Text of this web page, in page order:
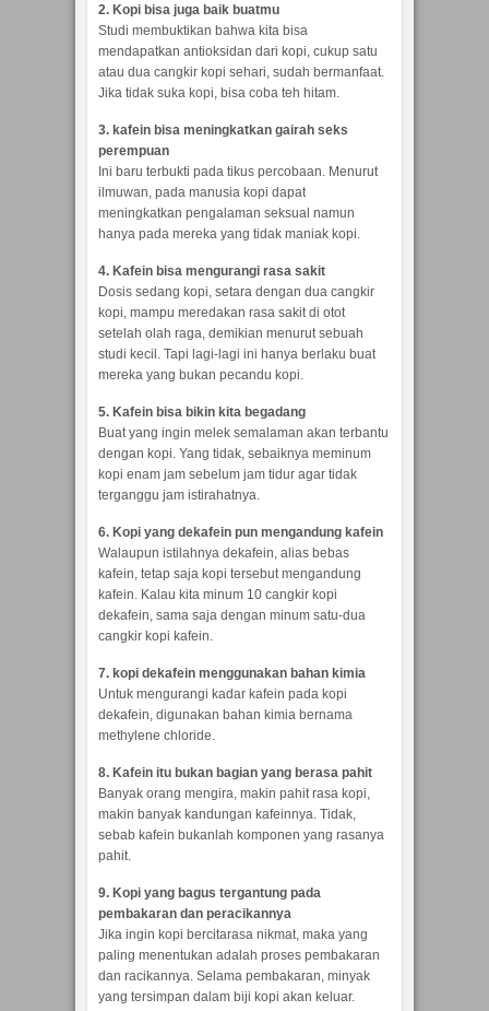
2. Kopi bisa juga baik buatmu
Studi membuktikan bahwa kita bisa
mendapatkan antioksidan dari kopi, cukup satu
atau dua cangkir kopi sehari, sudah bermanfaat.
Jika tidak suka kopi, bisa coba teh hitam.
3. kafein bisa meningkatkan gairah seks
perempuan
Ini baru terbukti pada tikus percobaan. Menurut
ilmuwan, pada manusia kopi dapat
meningkatkan pengalaman seksual namun
hanya pada mereka yang tidak maniak kopi.
4. Kafein bisa mengurangi rasa sakit
Dosis sedang kopi, setara dengan dua cangkir
kopi, mampu meredakan rasa sakit di otot
setelah olah raga, demikian menurut sebuah
studi kecil. Tapi lagi-lagi ini hanya berlaku buat
mereka yang bukan pecandu kopi.
5. Kafein bisa bikin kita begadang
Buat yang ingin melek semalaman akan terbantu
dengan kopi. Yang tidak, sebaiknya meminum
kopi enam jam sebelum jam tidur agar tidak
terganggu jam istirahatnya.
6. Kopi yang dekafein pun mengandung kafein
Walaupun istilahnya dekafein, alias bebas
kafein, tetap saja kopi tersebut mengandung
kafein. Kalau kita minum 10 cangkir kopi
dekafein, sama saja dengan minum satu-dua
cangkir kopi kafein.
7. kopi dekafein menggunakan bahan kimia
Untuk mengurangi kadar kafein pada kopi
dekafein, digunakan bahan kimia bernama
methylene chloride.
8. Kafein itu bukan bagian yang berasa pahit
Banyak orang mengira, makin pahit rasa kopi,
makin banyak kandungan kafeinnya. Tidak,
sebab kafein bukanlah komponen yang rasanya
pahit.
9. Kopi yang bagus tergantung pada
pembakaran dan peracikannya
Jika ingin kopi bercitarasa nikmat, maka yang
paling menentukan adalah proses pembakaran
dan racikannya. Selama pembakaran, minyak
yang tersimpan dalam biji kopi akan keluar.